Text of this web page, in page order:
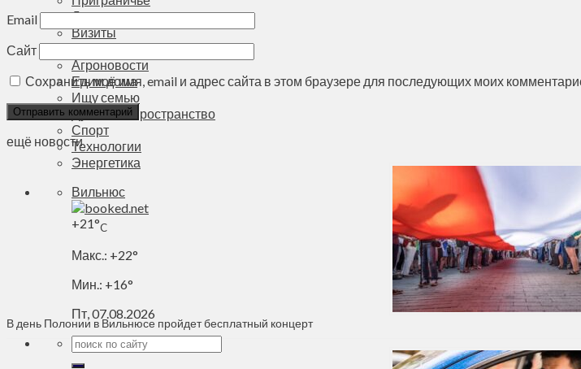
Деньги
Визиты
Выборы
Агроновости
Едим дома
Ищу семью
Духовное пространство
Спорт
Технологии
Энергетика
Вильнюс
+21°C
Макс.: +22°
Мин.: +16°
Пт, 07.08.2026
Email
Сайт
Сохранить моё имя, email и адрес сайта в этом браузере для последующих моих
ещё новости
В день Полонии в Вильнюсе пройдет бесплатный концерт